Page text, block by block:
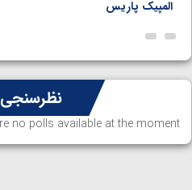
المپیک پاریس
نظرسنجی
no polls available at the moment.